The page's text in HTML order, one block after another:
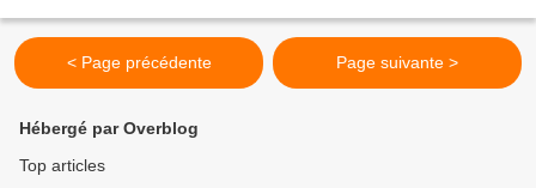
< Page précédente Page suivante >
Hébergé par Overblog
Top articles